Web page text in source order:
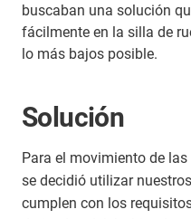
buscaban una solución
fácilmente en la silla de
lo más bajos posible.
Solución
Para el movimiento de
se decidió utilizar nuestros
cumplen con los